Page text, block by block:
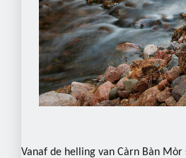
Vanaf de helling van Càrn Bàn